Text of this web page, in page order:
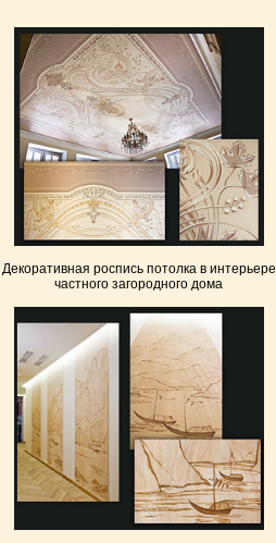
Декоративная роспись потолка в интерьере
частного загородного дома